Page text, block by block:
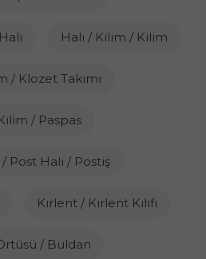
Halı / Kilim / Kilim
/ Klozet Takımı
/ Paspas
Post Halı / Postiş
Kırlent / Kırlent Kılıfı
/ Buldan